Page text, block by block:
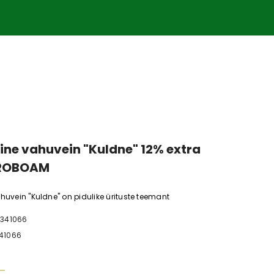
vahuvein "Kuldne" 12% extra
"Kuldne" on pidulike ürituste teemant